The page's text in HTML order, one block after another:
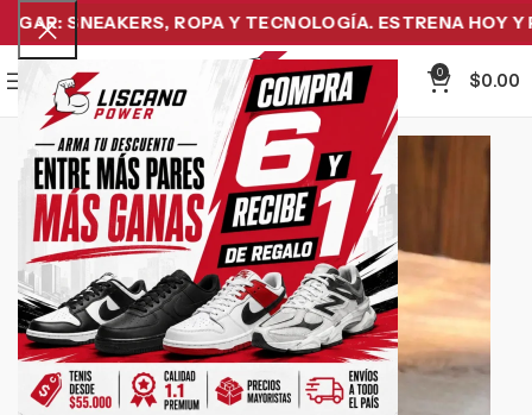
SNEAKERS, ROPA Y TECNOLOGÍA. ESTRENA HOY Y
Menu
0
$0.00
-21%